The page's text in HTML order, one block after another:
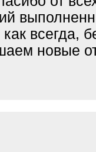
всегда,
новые